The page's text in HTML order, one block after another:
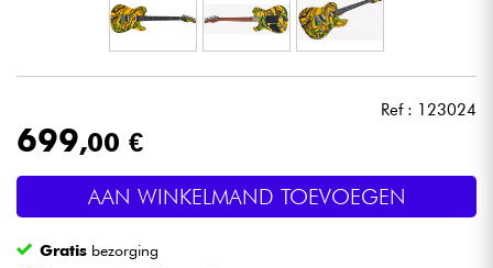
Licht
Ref : 123024
699,00 €
AAN WINKELMAND TOEVOEGEN
Gratis bezorging